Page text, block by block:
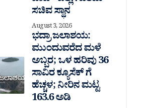
ಸಚಿವ ಸ್ಥಾನ
August 3, 2026
ಭದ್ರಾ ಜಲಾಶಯ:
ಮುಂದುವರೆದ ಮಳೆ
ಅಬ್ಬರ; ಒಳ ಹರಿವು 36
ಸಾವಿರ‌ ಕ್ಯೂಸೆಕ್ ಗೆ
ಹೆಚ್ಚಳ; ನೀರಿನ ಮಟ್ಟ
163.6 ಅಡಿ